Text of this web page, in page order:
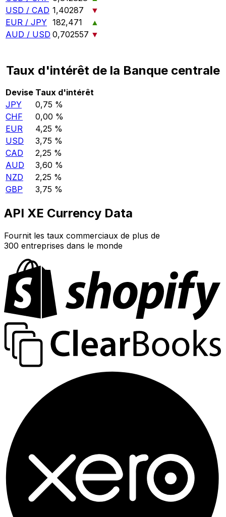
USD / CAD 1,40287
▼
EUR / JPY 182,471
▲
AUD / USD 0,702557 ▼
Taux d'intérêt de la Banque centrale
Devise Taux d'intérêt
JPY
0,75 %
CHF
0,00 %
EUR
4,25 %
USD
3,75 %
CAD
2,25 %
AUD
3,60 %
NZD
2,25 %
GBP
3,75 %
API XE Currency Data
Fournit les taux commerciaux de plus de
300 entreprises dans le monde